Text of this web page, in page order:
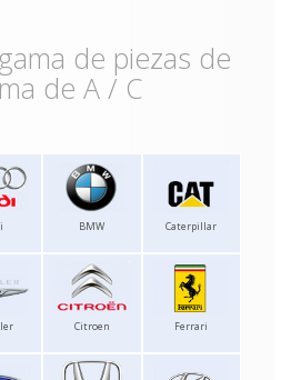
de piezas de
de A / C
BMW Caterpillar
Citroen Ferrari